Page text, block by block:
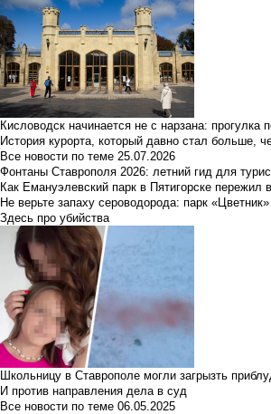
Кисловодск начинается не с нарзана:
История курорта, который давно стал больше,
Все новости по теме 25.07.2026
Фонтаны Ставрополя 2026: летний гид для
Как Емануэлевский парк в Пятигорске
Не верьте запаху сероводорода: парк
Здесь про убийства
Школьницу в Ставрополе могли загрызть
И против направления дела в суд
Все новости по теме 06.05.2025